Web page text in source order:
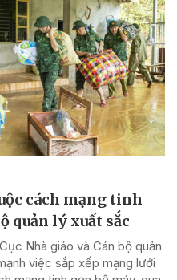
cách mạng tinh
quản lý xuất sắc
Nhà giáo và Cán bộ quản
việc sắp xếp mạng lưới